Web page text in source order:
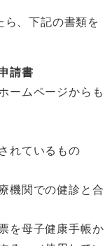
ら、下記の書類を
請書
ームページからも
れているもの
機関での健診と合
を母子健康手帳か